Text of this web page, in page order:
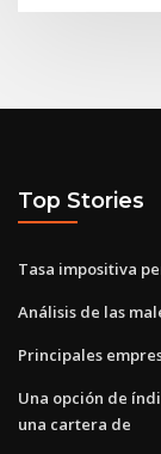
Top Stories
Tasa impositiva
Análisis de las
Principales
Una opción de
una cartera de